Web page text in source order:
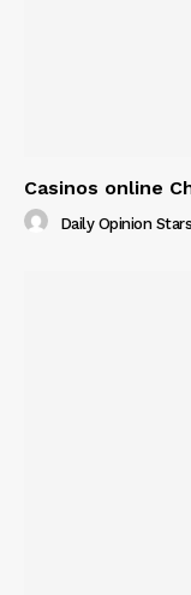
Casinos online
Daily Opinion Stars